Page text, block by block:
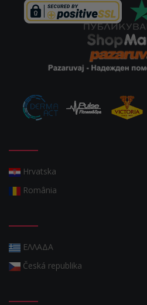
Hrvatska
România
ΕΛΛΑΔΑ
Česká republika